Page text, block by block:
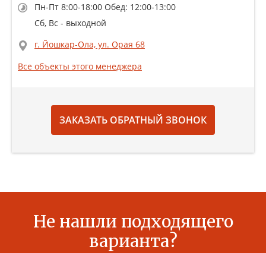
Пн-Пт 8:00-18:00 Обед: 12:00-13:00
Сб, Вс - выходной
г. Йошкар-Ола, ул. Орая 68
Все объекты этого менеджера
ЗАКАЗАТЬ ОБРАТНЫЙ ЗВОНОК
Не нашли подходящего
варианта?